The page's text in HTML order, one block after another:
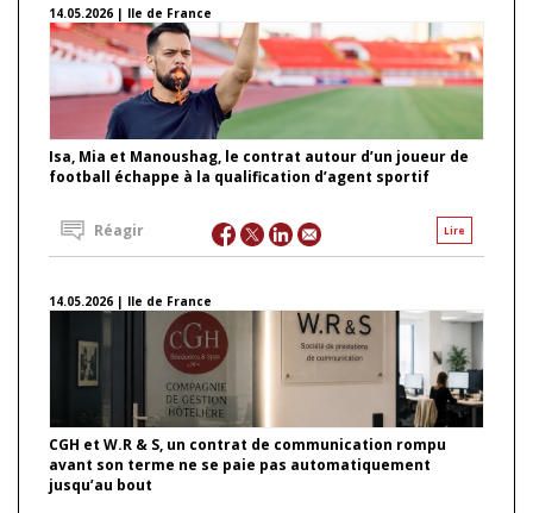
14.05.2026 | Ile de France
Isa, Mia et Manoushag, le contrat autour d’un joueur de
football échappe à la qualification d’agent sportif
Lire
Réagir
14.05.2026 | Ile de France
CGH et W.R & S, un contrat de communication rompu
avant son terme ne se paie pas automatiquement
jusqu’au bout